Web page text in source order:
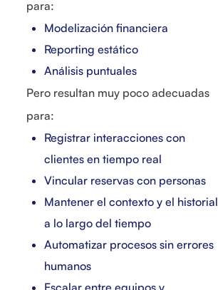
para:
Modelización financiera
Reporting estático
Análisis puntuales
Pero resultan muy poco adecuadas
para:
Registrar interacciones con
clientes en tiempo real
Vincular reservas con personas
Mantener el contexto y el historial
a lo largo del tiempo
Automatizar procesos sin errores
humanos
Escalar entre equipos y